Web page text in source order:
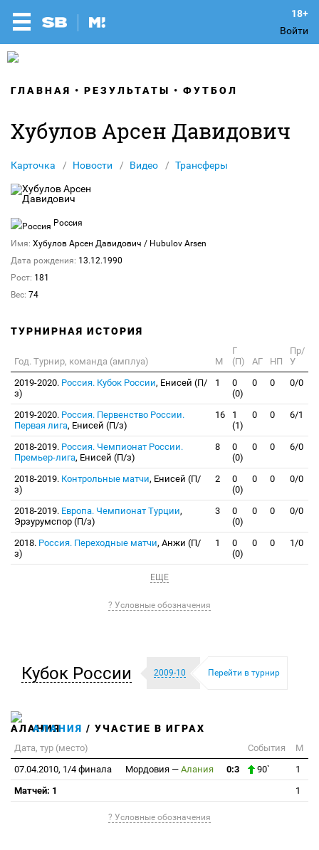
Войти
ГЛАВНАЯ РЕЗУЛЬТАТЫ ФУТБОЛ
Хубулов Арсен Давидович
Карточка Новости Видео Трансферы
Россия
Имя: Хубулов Арсен Давидович / Hubulov Arsen
Дата рождения: 13.12.1990
Рост: 181
Вес: 74
ТУРНИРНАЯ ИСТОРИЯ
Год. Турнир, команда (амплуа) М
Г
(П)
АГ НП
Пр/
У
2019-2020. Россия. Кубок России, Енисей (П/
з)
1
0
(0)
0 0 0/0
2019-2020. Россия. Первенство России.
Первая лига, Енисей (П/з)
16
1
(1)
0 0 6/1
2018-2019. Россия. Чемпионат России.
Премьер-лига, Енисей (П/з)
8
0
(0)
0 0 6/0
2018-2019. Контрольные матчи, Енисей (П/
з)
2
0
(0)
0 0 0/0
2018-2019. Европа. Чемпионат Турции,
Эрзурумспор (П/з)
3
0
(0)
0 0 0/0
2018. Россия. Переходные матчи, Анжи (П/
з)
1
0
(0)
0 0 1/0
ЕЩЕ
? Условные обозначения
Кубок России 2009-10 Перейти в турнир
АЛАНИЯ / УЧАСТИЕ В ИГРАХ
Дата, тур (место) События
М
07.04.2010, 1/4 финала
Мордовия — Алания 0:3 90`
1
Матчей: 1
1
? Условные обозначения